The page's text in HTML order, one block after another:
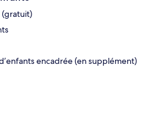
(gratuit)
encadrée (en supplément)